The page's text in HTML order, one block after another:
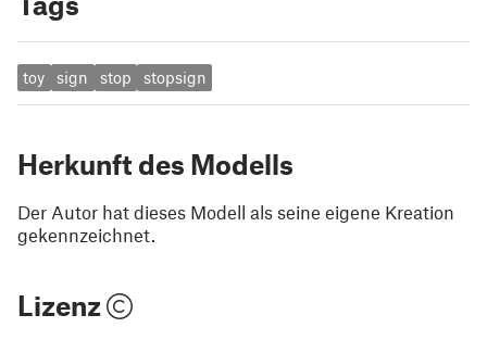
toy sign stop stopsign
Herkunft des Modells
Der Autor hat dieses Modell als seine eigene Kreation
gekennzeichnet.
Lizenz